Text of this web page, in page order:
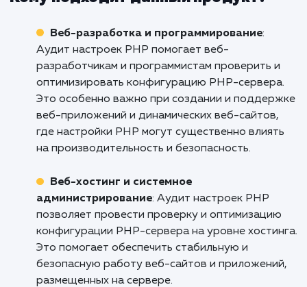
надежность.
Не допускайте, чтобы неправильные
PHP ставили под угрозу
безопасность вашего сайта. Обратитесь к
настроек PHP. Позвольте нашим
улучшить работу вашего сайта и
вам спокойствие. Свяжитесь с нами
сейчас!